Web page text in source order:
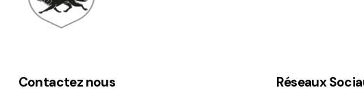
Contactez nous Réseaux